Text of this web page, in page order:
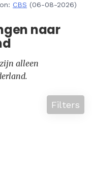
CBS (06-08-2026)
naar
alleen
Filters